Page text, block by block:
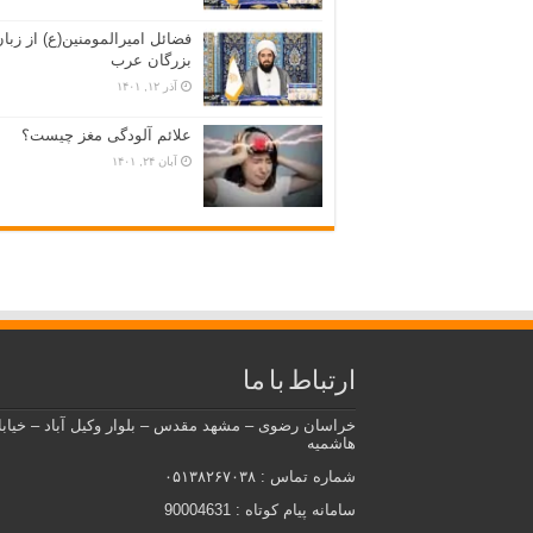
فضائل امیرالمومنین(ع) از
بزرگان عرب
آذر ۱۲, ۱۴۰۱
علائم آلودگی مغز چیست؟
آبان ۲۴, ۱۴۰۱
ارتباط با ما
خراسان رضوی – مشهد مقدس – بلوار وکیل آباد –
هاشمیه
شماره تماس : ۰۵۱۳۸۲۶۷۰۳۸
سامانه پیام کوتاه : 90004631